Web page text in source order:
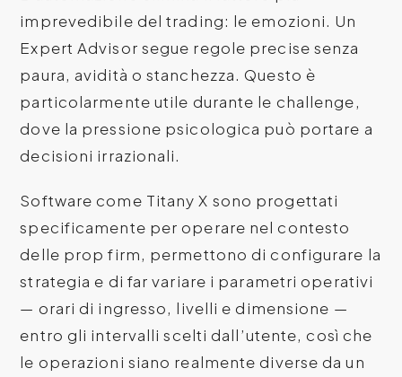
imprevedibile del trading: le emozioni. Un
Expert Advisor segue regole precise senza
paura, avidità o stanchezza. Questo è
particolarmente utile durante le challenge,
dove la pressione psicologica può portare a
decisioni irrazionali.
Software come Titany X sono progettati
specificamente per operare nel contesto
delle prop firm, permettono di configurare la
strategia e di far variare i parametri operativi
— orari di ingresso, livelli e dimensione —
entro gli intervalli scelti dall’utente, così che
le operazioni siano realmente diverse da un